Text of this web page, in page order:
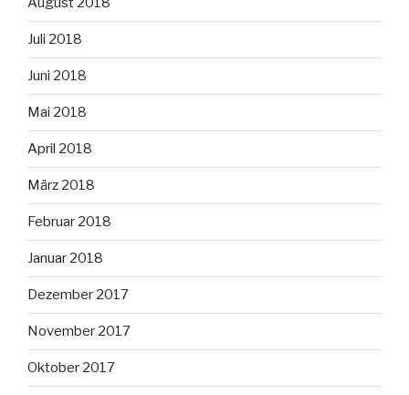
Juli 2018
Juni 2018
Mai 2018
April 2018
März 2018
Februar 2018
Januar 2018
Dezember 2017
November 2017
Oktober 2017